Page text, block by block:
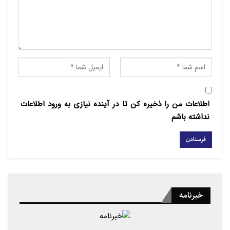
حمایت از اسرائیل برای یهودیان جوان آمریکایی اهمیت
کمتری…
سخنرانی‌های پاپ لئو با هوش مصنوعی درست نشده‌اند
زن دیگری به نام عزیزگل میمت به مطالعه غیرقانونی قرآن
زنان مسلمان ایغور همواره به شکنجه و زندان محکوم می شوند و دولت
اطلاعات من را ذخیره کن تا در آینده نیازی به ورود اطلاعات
نداشته باشم
خبرنامه